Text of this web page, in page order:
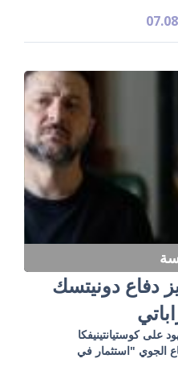
دفاع دونيتسك
على كوستيانتينيفكا
الجوي "استثمار في